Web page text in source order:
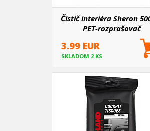
Čistič interiéra Sheron
PET-rozprašovač
3.99 EUR
SKLADOM 2 KS